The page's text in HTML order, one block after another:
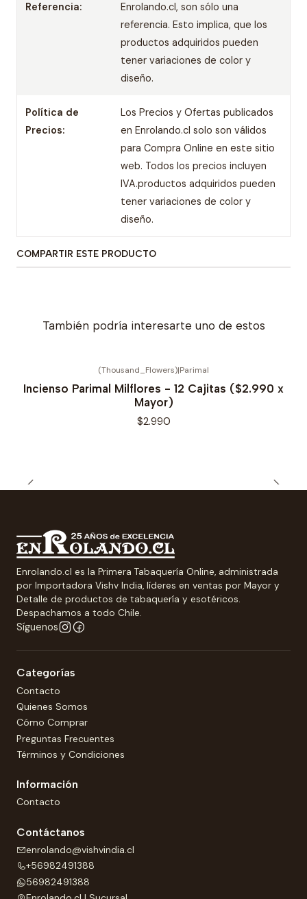
Referencia:
Enrolando.cl, son sólo una
referencia. Esto implica, que los
productos adquiridos pueden
tener variaciones de color y
diseño.
Política de
Precios:
Los Precios y Ofertas publicados
en Enrolando.cl solo son válidos
para Compra Online en este sitio
web. Todos los precios incluyen
IVA.productos adquiridos pueden
tener variaciones de color y
diseño.
COMPARTIR ESTE PRODUCTO
También podría interesarte uno de estos
(Thousand_Flowers)|Parimal
Incienso Parimal Milflores - 12 Cajitas ($2.990 x
Mayor)
$2.990
Enrolando.cl es la Primera Tabaquería Online, administrada
por Importadora Vishv India, líderes en ventas por Mayor y
Detalle de productos de tabaquería y esotéricos.
Despachamos a todo Chile.
Síguenos
Categorías
Contacto
Quienes Somos
Cómo Comprar
Preguntas Frecuentes
Términos y Condiciones
Información
Contacto
Contáctanos
enrolando@vishvindia.cl
+56982491388
56982491388